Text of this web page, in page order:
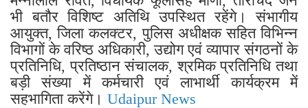
भी बतौर विशिष्ट अतिथि उपस्थित रहेंगे। संभागीय
आयुक्त, जिला कलक्टर, पुलिस अधीक्षक सहित विभिन्न
विभागों के वरिष्ठ अधिकारी, उद्योग एवं व्यापार संगठनों के
प्रतिनिधि, प्रतिष्ठान संचालक, श्रमिक प्रतिनिधि तथा
बड़ी संख्या में कर्मचारी एवं लाभार्थी कार्यक्रम में
सहभागिता करेंगे। Udaipur News